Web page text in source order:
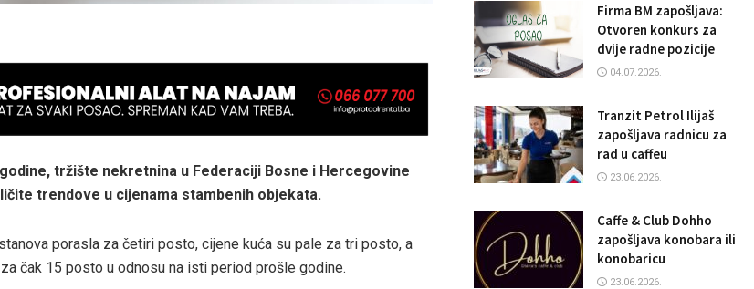
tržište nekretnina u Federaciji Bosne i Hercegovine
trendove u cijenama stambenih objekata.
porasla za četiri posto, cijene kuća su pale za tri posto, a
čak 15 posto u odnosu na isti period prošle godine.
Firma BM zapošljava:
Otvoren konkurs za
dvije radne pozicije
04.07.2026.
Tranzit Petrol Ilijaš
zapošljava radnicu za
rad u caffeu
23.06.2026.
Caffe & Club Dohho
zapošljava konobara ili
konobaricu
23.06.2026.